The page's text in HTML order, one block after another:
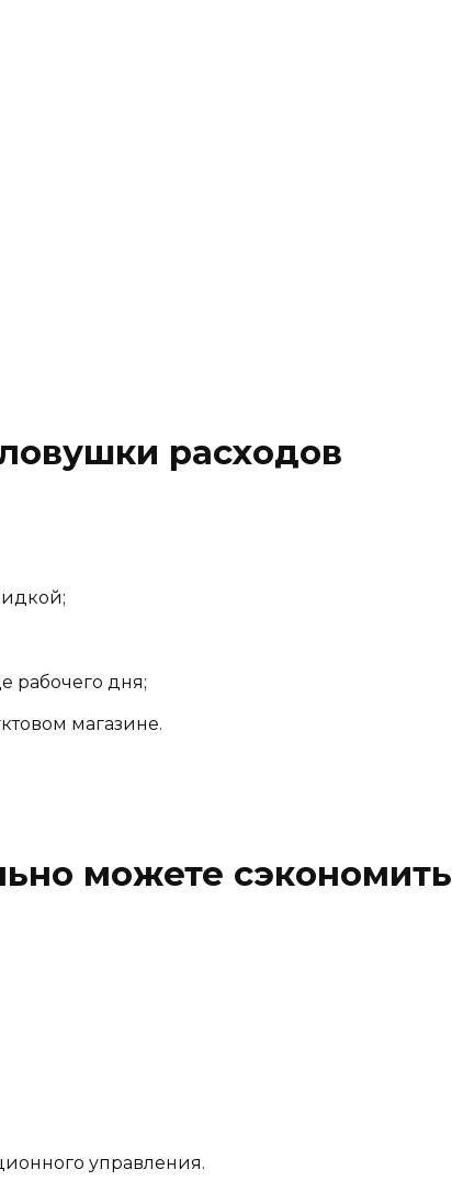
расходов
рабочего дня;
магазине.
можете сэкономить
управления.